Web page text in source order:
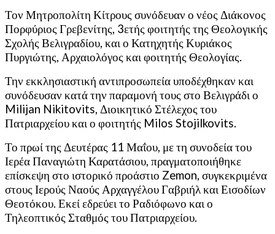
Τον Μητροπολίτη Κίτρους συνόδευαν ο νέος Διάκονος
Πορφύριος Γρεβενίτης, 3ετής φοιτητής της Θεολογικής
Σχολής Βελιγραδίου, και ο Κατηχητής Κυριάκος
Πυργιώτης, Αρχαιολόγος και φοιτητής Θεολογίας.
Την εκκλησιαστική αντιπροσωπεία υποδέχθηκαν και
συνόδευσαν κατά την παραμονή τους στο Βελιγράδι ο
Milijan Nikitovits, Διοικητικό Στέλεχος του
Πατριαρχείου και ο φοιτητής Milos Stojilkovits.
Το πρωί της Δευτέρας 11 Μαΐου, με τη συνοδεία του
Ιερέα Παναγιώτη Καρατάσιου, πραγματοποιήθηκε
επίσκεψη στο ιστορικό προάστιο Zemon, συγκεκριμένα
στους Ιερούς Ναούς Αρχαγγέλου Γαβριήλ και Εισοδίων
Θεοτόκου. Εκεί εδρεύει το Ραδιόφωνο και ο
Τηλεοπτικός Σταθμός του Πατριαρχείου.